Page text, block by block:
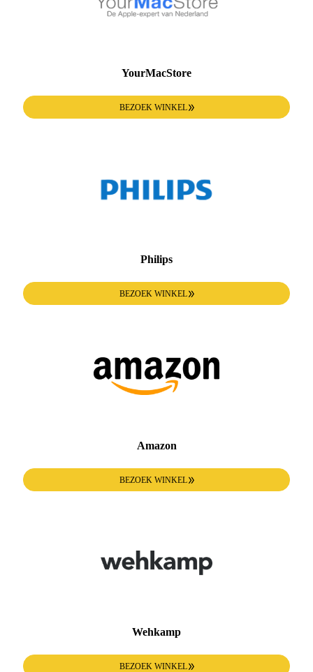
YourMacStore
BEZOEK WINKEL
Philips
BEZOEK WINKEL
Amazon
BEZOEK WINKEL
Wehkamp
BEZOEK WINKEL